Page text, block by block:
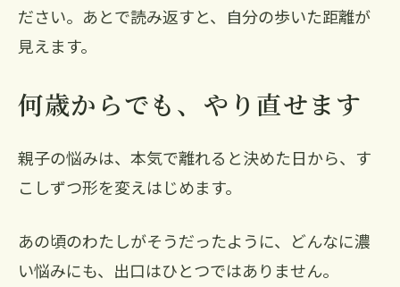
ださい。あとで読み返すと、自分の歩いた距離が
見えます。
何歳からでも、やり直せます
親子の悩みは、本気で離れると決めた日から、す
こしずつ形を変えはじめます。
あの頃のわたしがそうだったように、どんなに濃
い悩みにも、出口はひとつではありません。